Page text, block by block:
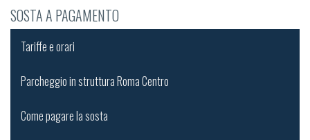
SOSTA A PAGAMENTO
Tariffe e orari
Parcheggio in struttura Roma Centro
Come pagare la sosta